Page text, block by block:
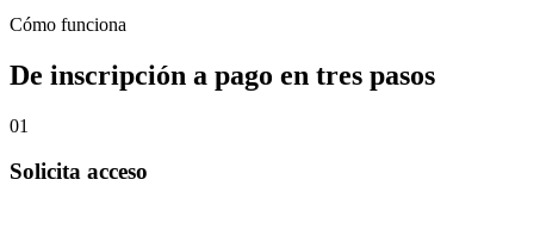
Cómo funciona
De inscripción a pago en tres pasos
01
Solicita acceso